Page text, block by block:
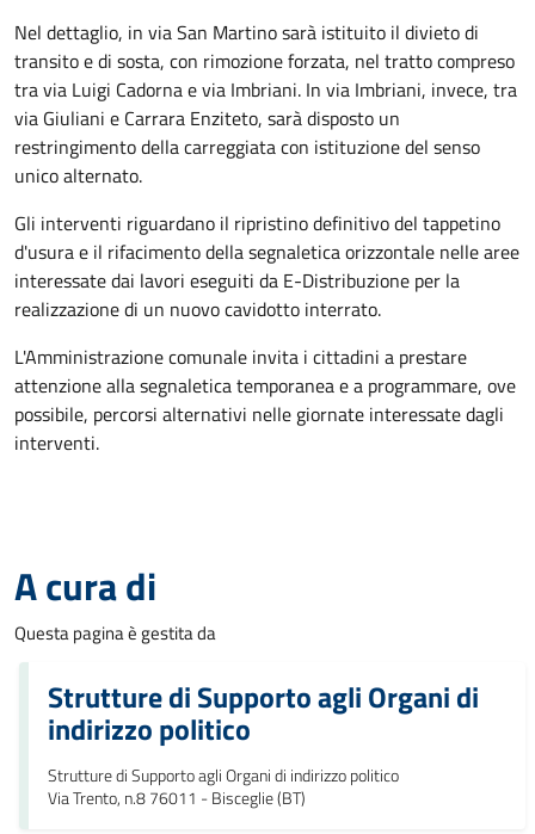
Nel dettaglio, in via San Martino sarà istituito il divieto di
transito e di sosta, con rimozione forzata, nel tratto compreso
tra via Luigi Cadorna e via Imbriani. In via Imbriani, invece, tra
via Giuliani e Carrara Enziteto, sarà disposto un
restringimento della carreggiata con istituzione del senso
unico alternato.
Gli interventi riguardano il ripristino definitivo del tappetino
d'usura e il rifacimento della segnaletica orizzontale nelle aree
interessate dai lavori eseguiti da E-Distribuzione per la
realizzazione di un nuovo cavidotto interrato.
L'Amministrazione comunale invita i cittadini a prestare
attenzione alla segnaletica temporanea e a programmare, ove
possibile, percorsi alternativi nelle giornate interessate dagli
interventi.
A cura di
Questa pagina è gestita da
Strutture di Supporto agli Organi di
indirizzo politico
Strutture di Supporto agli Organi di indirizzo politico
Via Trento, n.8 76011 - Bisceglie (BT)